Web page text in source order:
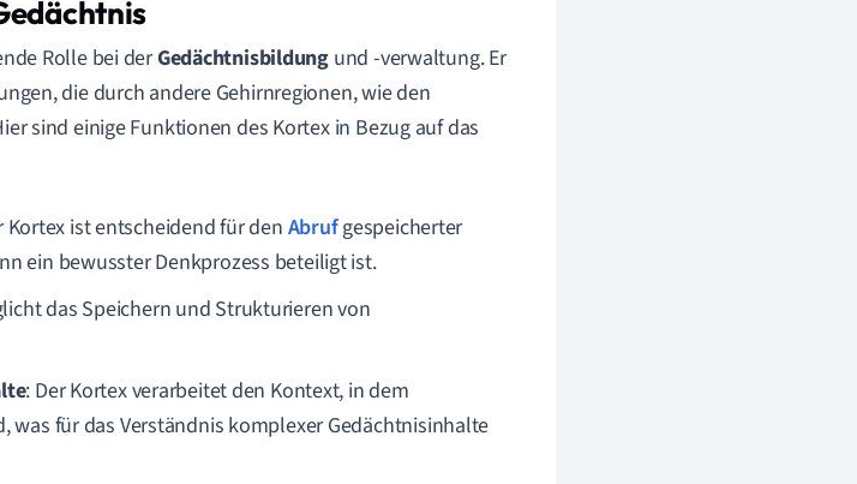
Rolle bei derGedächtnisbildung und -verwaltung. Er
die durch andere Gehirnregionen, wie den
sind einige Funktionen des Kortex in Bezug auf das
Kortex ist entscheidend für den Abrufgespeicherter
ein bewusster Denkprozess beteiligt ist.
das Speichern und Strukturieren von
: Der Kortex verarbeitet den Kontext, in dem
was für das Verständnis komplexer Gedächtnisinhalte